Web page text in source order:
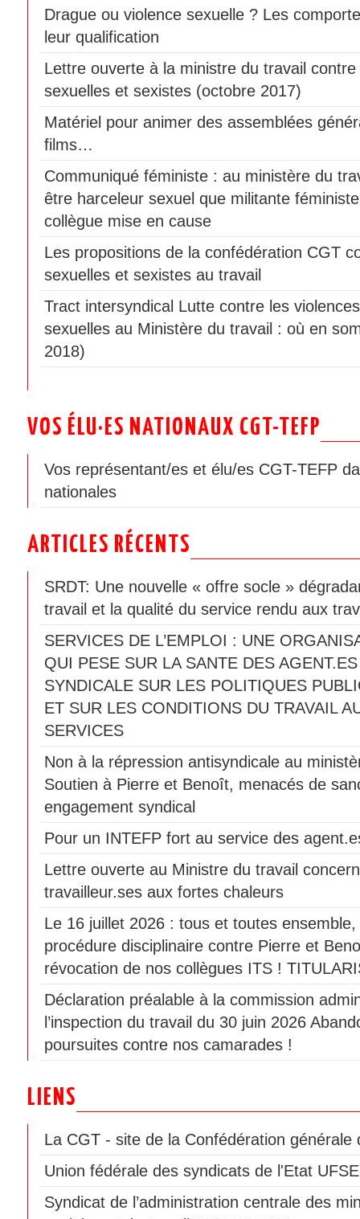
Drague ou violence sexuelle ? Les
leur qualification
Lettre ouverte à la ministre du travail contre
sexuelles et sexistes (octobre 2017)
Matériel pour animer des assemblées
films…
Communiqué féministe : au ministère du
être harceleur sexuel que militante
collègue mise en cause
Les propositions de la confédération CGT
sexuelles et sexistes au travail
Tract intersyndical Lutte contre les
sexuelles au Ministère du travail : où en
2018)
VOS ÉLU·ES NATIONAUX CGT-TEFP
Vos représentant/es et élu/es CGT-TEFP
nationales
ARTICLES RÉCENTS
SRDT: Une nouvelle « offre socle »
travail et la qualité du service rendu aux
SERVICES DE L’EMPLOI : UNE
QUI PESE SUR LA SANTE DES
SYNDICALE SUR LES POLITIQUES
ET SUR LES CONDITIONS DU TRAVAIL
SERVICES
Non à la répression antisyndicale au
Soutien à Pierre et Benoît, menacés de
engagement syndical
Pour un INTEFP fort au service des
Lettre ouverte au Ministre du travail
travailleur.ses aux fortes chaleurs
Le 16 juillet 2026 : tous et toutes
procédure disciplinaire contre Pierre et
révocation de nos collègues ITS !
Déclaration préalable à la commission
l’inspection du travail du 30 juin 2026
poursuites contre nos camarades !
LIENS
La CGT - site de la Confédération générale
Union fédérale des syndicats de l'Etat
Syndicat de l’administration centrale des